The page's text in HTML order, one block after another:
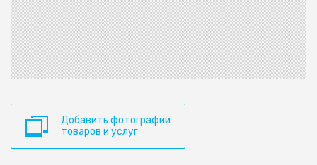
Добавить фотографии
товаров и услуг